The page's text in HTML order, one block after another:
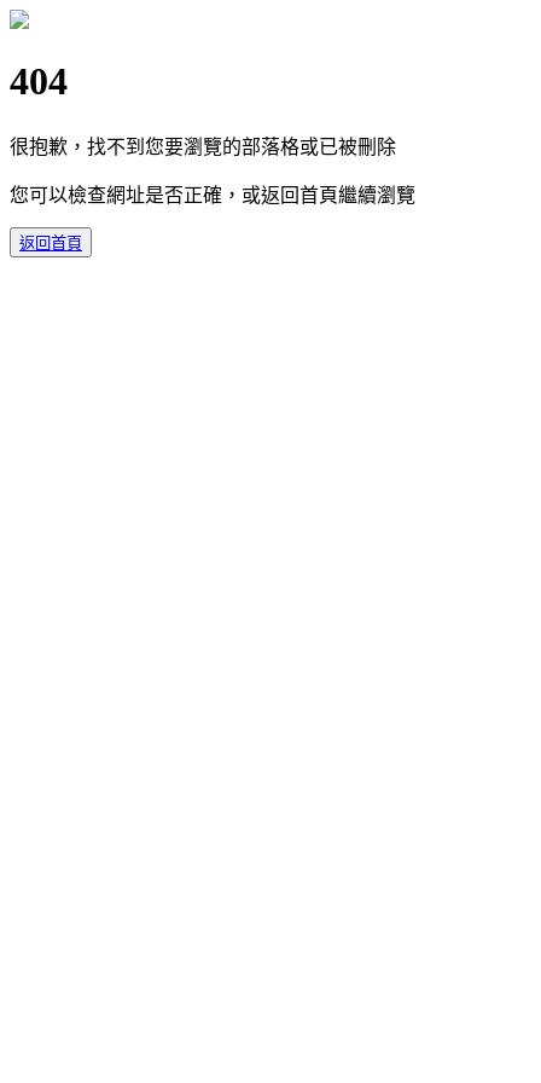
404
很抱歉，找不到您要瀏覽的部落格或已被刪除
您可以檢查網址是否正確，或返回首頁繼續瀏覽
返回首頁